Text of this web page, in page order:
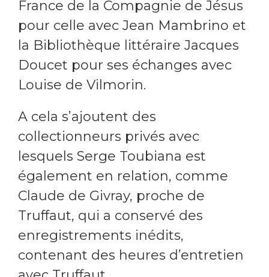
France de la Compagnie de Jésus
pour celle avec Jean Mambrino et
la Bibliothèque littéraire Jacques
Doucet pour ses échanges avec
Louise de Vilmorin.
A cela s’ajoutent des
collectionneurs privés avec
lesquels Serge Toubiana est
également en relation, comme
Claude de Givray, proche de
Truffaut, qui a conservé des
enregistrements inédits,
contenant des heures d’entretien